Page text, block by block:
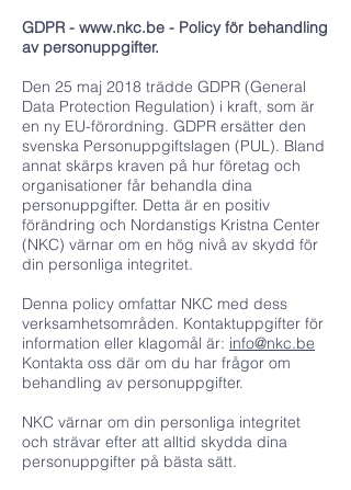
GDPR - www.nkc.be - Policy för behandling
av personuppgifter.
Den 25 maj 2018 trädde GDPR (General
Data Protection Regulation) i kraft, som är
en ny EU-förordning. GDPR ersätter den
svenska Personuppgiftslagen (PUL). Bland
annat skärps kraven på hur företag och
organisationer får behandla dina
personuppgifter. Detta är en positiv
förändring och Nordanstigs Kristna Center
(NKC) värnar om en hög nivå av skydd för
din personliga integritet.
Denna policy omfattar NKC med dess
verksamhetsområden. Kontaktuppgifter för
information eller klagomål är: info@nkc.be
Kontakta oss där om du har frågor om
behandling av personuppgifter.
NKC värnar om din personliga integritet
och strävar efter att alltid skydda dina
personuppgifter på bästa sätt.